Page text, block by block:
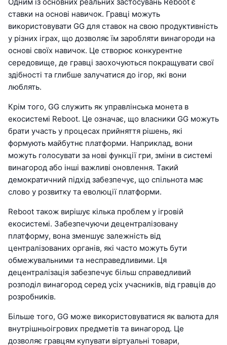
ставки на основі навичок. Гравці можуть
використовувати GG для ставок на свою продуктивність
у різних іграх, що дозволяє їм заробляти винагороди на
основі своїх навичок. Це створює конкурентне
середовище, де гравці заохочуються покращувати свої
здібності та глибше залучатися до ігор, які вони
люблять.
Крім того, GG служить як управлінська монета в
екосистемі Reboot. Це означає, що власники GG можуть
брати участь у процесах прийняття рішень, які
формують майбутнє платформи. Наприклад, вони
можуть голосувати за нові функції гри, зміни в системі
винагород або інші важливі оновлення. Такий
демократичний підхід забезпечує, що спільнота має
слово у розвитку та еволюції платформи.
Reboot також вирішує кілька проблем у ігровій
екосистемі. Забезпечуючи децентралізовану
платформу, вона зменшує залежність від
централізованих органів, які часто можуть бути
обмежувальними та несправедливими. Ця
децентралізація забезпечує більш справедливий
розподіл винагород серед усіх учасників, від гравців до
розробників.
Більше того, GG може використовуватися як валюта для
внутрішньоігрових предметів та винагород. Це
дозволяє гравцям купувати віртуальні товари,